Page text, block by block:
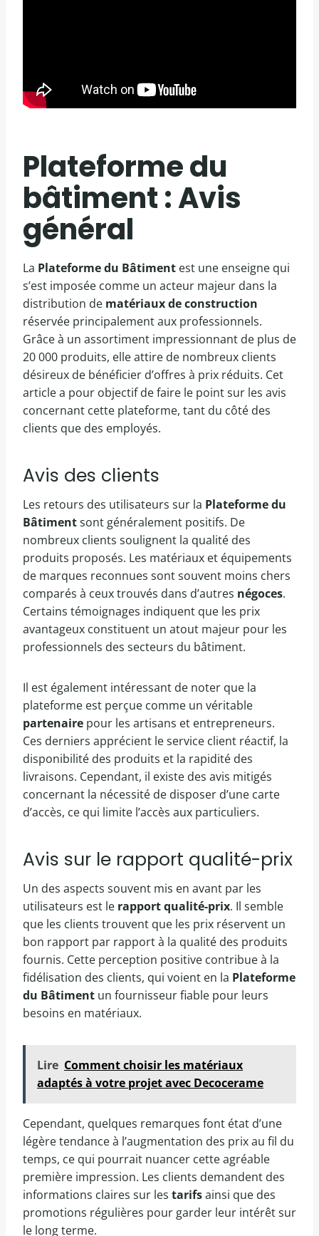
Plateforme du
bâtiment : Avis
général
La Plateforme du Bâtiment est une enseigne qui
s’est imposée comme un acteur majeur dans la
distribution de matériaux de construction
réservée principalement aux professionnels.
Grâce à un assortiment impressionnant de plus de
20 000 produits, elle attire de nombreux clients
désireux de bénéficier d’offres à prix réduits. Cet
article a pour objectif de faire le point sur les avis
concernant cette plateforme, tant du côté des
clients que des employés.
Avis des clients
Les retours des utilisateurs sur la Plateforme du
Bâtimentsont généralement positifs. De
nombreux clients soulignent la qualité des
produits proposés. Les matériaux et équipements
de marques reconnues sont souvent moins chers
comparés à ceux trouvés dans d’autres négoces.
Certains témoignages indiquent que les prix
avantageux constituent un atout majeur pour les
professionnels des secteurs du bâtiment.
Il est également intéressant de noter que la
plateforme est perçue comme un véritable
partenaire pour les artisans et entrepreneurs.
Ces derniers apprécient le service client réactif, la
disponibilité des produits et la rapidité des
livraisons. Cependant, il existe des avis mitigés
concernant la nécessité de disposer d’une carte
d’accès, ce qui limite l’accès aux particuliers.
Avis sur le rapport qualité-prix
Un des aspects souvent mis en avant par les
utilisateurs est le rapport qualité-prix. Il semble
que les clients trouvent que les prix réservent un
bon rapport par rapport à la qualité des produits
fournis. Cette perception positive contribue à la
fidélisation des clients, qui voient en la Plateforme
du Bâtiment un fournisseur fiable pour leurs
besoins en matériaux.
Lire Comment choisir les matériaux
adaptés à votre projet avec Decocerame
Cependant, quelques remarques font état d’une
légère tendance à l’augmentation des prix au fil du
temps, ce qui pourrait nuancer cette agréable
première impression. Les clients demandent des
informations claires sur les tarifsainsi que des
promotions régulières pour garder leur intérêt sur
le long terme.